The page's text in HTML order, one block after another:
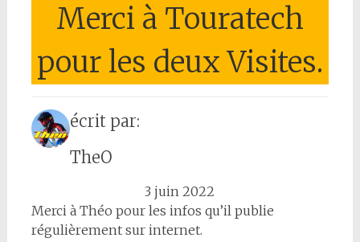
Merci à Touratech
pour les deux Visites.
écrit par:
TheO
3 juin 2022
Merci à Théo pour les infos qu’il publie
régulièrement sur internet.